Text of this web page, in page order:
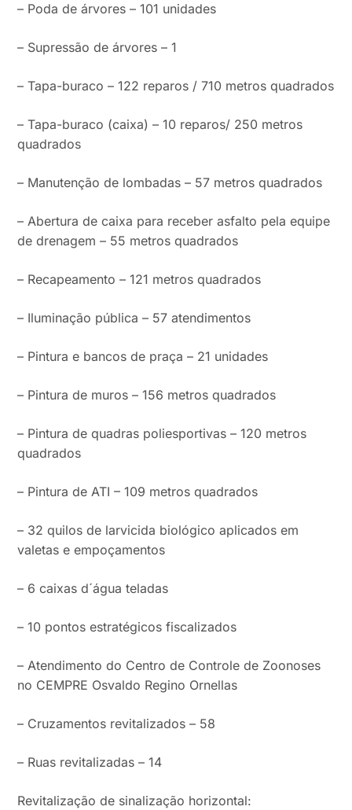
– Poda de árvores – 101 unidades
– Supressão de árvores – 1
– Tapa-buraco – 122 reparos / 710 metros quadrados
– Tapa-buraco (caixa) – 10 reparos/ 250 metros
quadrados
– Manutenção de lombadas – 57 metros quadrados
– Abertura de caixa para receber asfalto pela equipe
de drenagem – 55 metros quadrados
– Recapeamento – 121 metros quadrados
– Iluminação pública – 57 atendimentos
– Pintura e bancos de praça – 21 unidades
– Pintura de muros – 156 metros quadrados
– Pintura de quadras poliesportivas – 120 metros
quadrados
– Pintura de ATI – 109 metros quadrados
– 32 quilos de larvicida biológico aplicados em
valetas e empoçamentos
– 6 caixas d´água teladas
– 10 pontos estratégicos fiscalizados
– Atendimento do Centro de Controle de Zoonoses
no CEMPRE Osvaldo Regino Ornellas
– Cruzamentos revitalizados – 58
– Ruas revitalizadas – 14
Revitalização de sinalização horizontal: